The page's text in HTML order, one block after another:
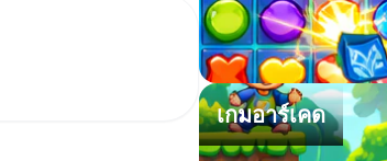
เกมอาร์เคด